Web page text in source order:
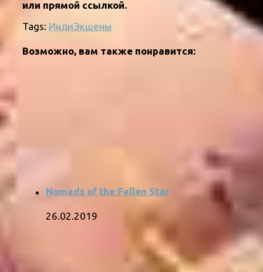
или прямой ссылкой.
Tags: ИндиЭкшены
Возможно, вам также понравится:
Nomads of the Fallen Star
26.02.2019